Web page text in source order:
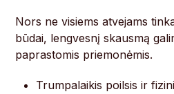
Nors ne visiems atvejams
būdai, lengvesnį skausmą
paprastomis priemonėmis.
Trumpalaikis poilsis ir